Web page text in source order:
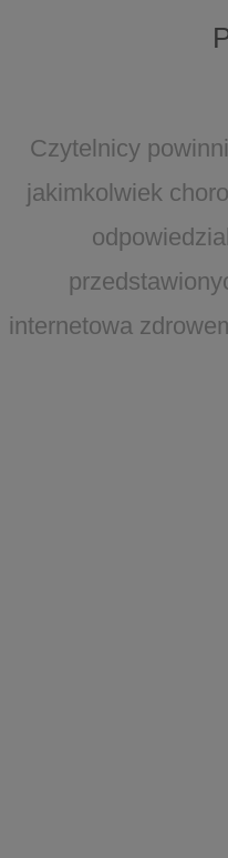
Czytelnicy
jakimkolwiek
internetowa